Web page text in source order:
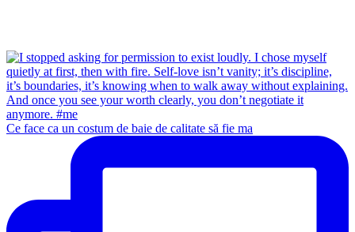
Ce face ca un costum de baie de calitate să fie ma